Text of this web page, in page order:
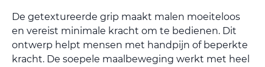
De getextureerde grip maakt malen moeiteloos
en vereist minimale kracht om te bedienen. Dit
ontwerp helpt mensen met handpijn of beperkte
kracht. De soepele maalbeweging werkt met heel